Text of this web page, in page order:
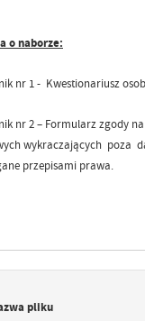
o naborze:
nr 1 - Kwestionariusz
nr 2 – Formularz zgody
wykraczających poza
przepisami prawa.
pliku